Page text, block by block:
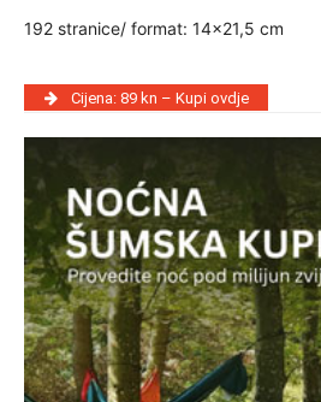
192 stranice/ format: 14×21,5 cm
Cijena: 89 kn – Kupi ovdje